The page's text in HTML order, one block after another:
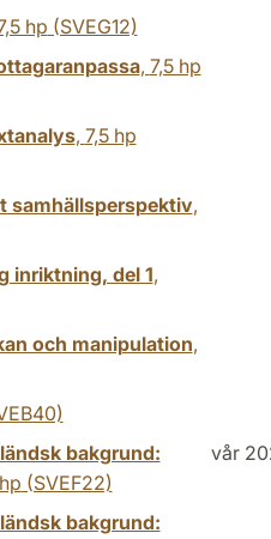
hp (SVEG12)
, 7,5 hp
, 7,5 hp
samhällsperspektiv,
inriktning, del 1,
och manipulation,
bakgrund:
(SVEF22)
vår
bakgrund: